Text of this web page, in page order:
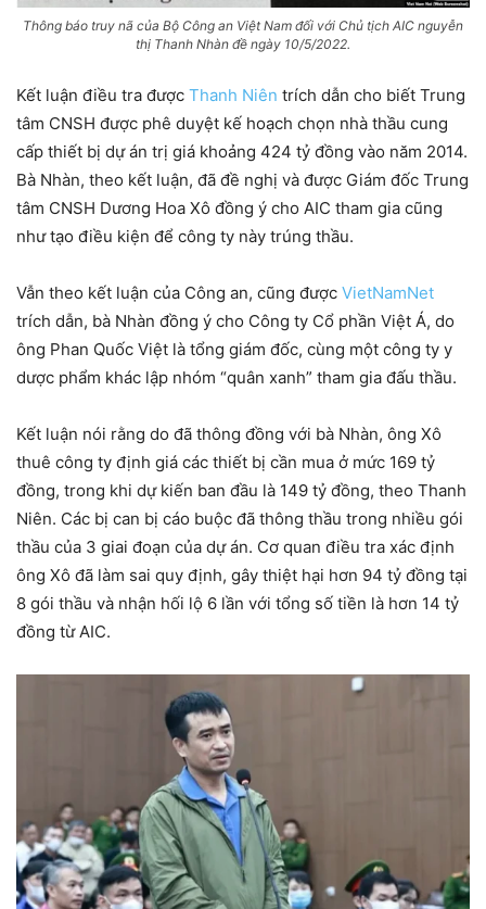
Thông báo truy nã của Bộ Công an Việt Nam đối với Chủ tịch AIC nguyễn
thị Thanh Nhàn đề ngày 10/5/2022.
Kết luận điều tra được Thanh Niên trích dẫn cho biết Trung
tâm CNSH được phê duyệt kế hoạch chọn nhà thầu cung
cấp thiết bị dự án trị giá khoảng 424 tỷ đồng vào năm 2014.
Bà Nhàn, theo kết luận, đã đề nghị và được Giám đốc Trung
tâm CNSH Dương Hoa Xô đồng ý cho AIC tham gia cũng
như tạo điều kiện để công ty này trúng thầu.
Vẫn theo kết luận của Công an, cũng được VietNamNet
trích dẫn, bà Nhàn đồng ý cho Công ty Cổ phần Việt Á, do
ông Phan Quốc Việt là tổng giám đốc, cùng một công ty y
dược phẩm khác lập nhóm “quân xanh” tham gia đấu thầu.
Kết luận nói rằng do đã thông đồng với bà Nhàn, ông Xô
thuê công ty định giá các thiết bị cần mua ở mức 169 tỷ
đồng, trong khi dự kiến ban đầu là 149 tỷ đồng, theo Thanh
Niên. Các bị can bị cáo buộc đã thông thầu trong nhiều gói
thầu của 3 giai đoạn của dự án. Cơ quan điều tra xác định
ông Xô đã làm sai quy định, gây thiệt hại hơn 94 tỷ đồng tại
8 gói thầu và nhận hối lộ 6 lần với tổng số tiền là hơn 14 tỷ
đồng từ AIC.